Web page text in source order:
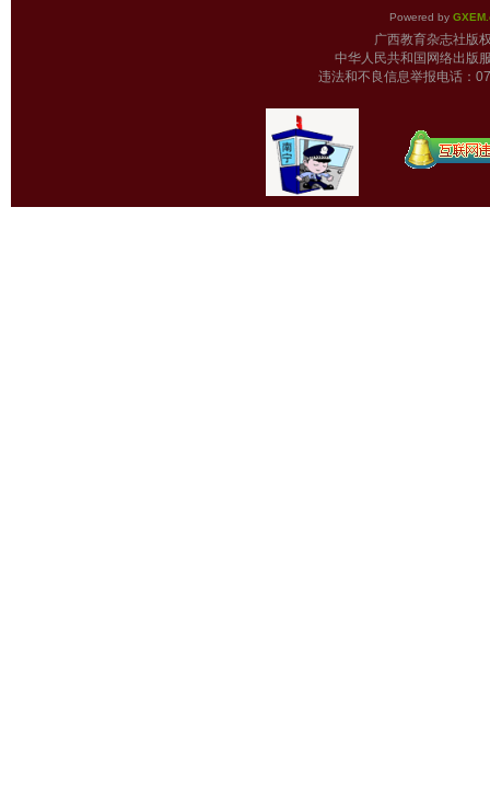
Powered by
广西教育杂志
中华人民共和国网络出版
违法和不良信息举报电话：